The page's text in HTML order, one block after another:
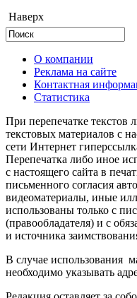
Наверх
О компании
Реклама на сайте
Контактная
Статистика
При перепечатке текстов
текстовых материалов с
сети Интернет
Перепечатка либо иное
с настоящего сайта в
письменного согласия
видеоматериалы, иные
использованы только с
(правообладателя) и с
и источника
В случае использования
необходимо указывать